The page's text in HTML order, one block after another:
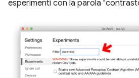
esperimenti con la parola